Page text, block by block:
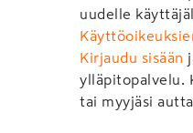
uudelle
Kirjaudu sisään
ylläpitopalvelu.
tai myyjäsi